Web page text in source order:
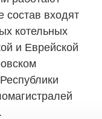
состав входят
котельных
и Еврейской